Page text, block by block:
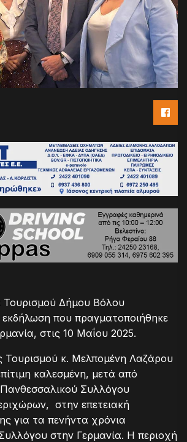
Τουρισμού Δήμου Βόλου
που πραγματοποιήθηκε
στις 10 Μαΐου 2025.
Τουρισμού κ. Μελπομένη Λαζάρου
καλεσμένη, μετά από
Συλλόγου
στην επετειακή
για τα πενήντα χρόνια
στην Γερμανία. Η περιοχή